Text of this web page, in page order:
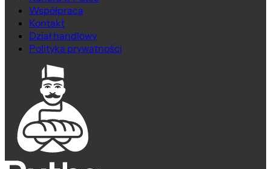
Współpraca
Kontakt
Dział handlowy
Polityka prywatności